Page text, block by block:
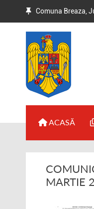
Comuna Breaza,
ACASĂ
MARTIE